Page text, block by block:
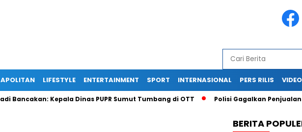
LIFESTYLE ENTERTAINMENT SPORT INTERNASIONAL PERS RILIS VIDEO
Kepala Dinas PUPR Sumut Tumbang di OTT Polisi Gagalkan Penjualan
BERITA